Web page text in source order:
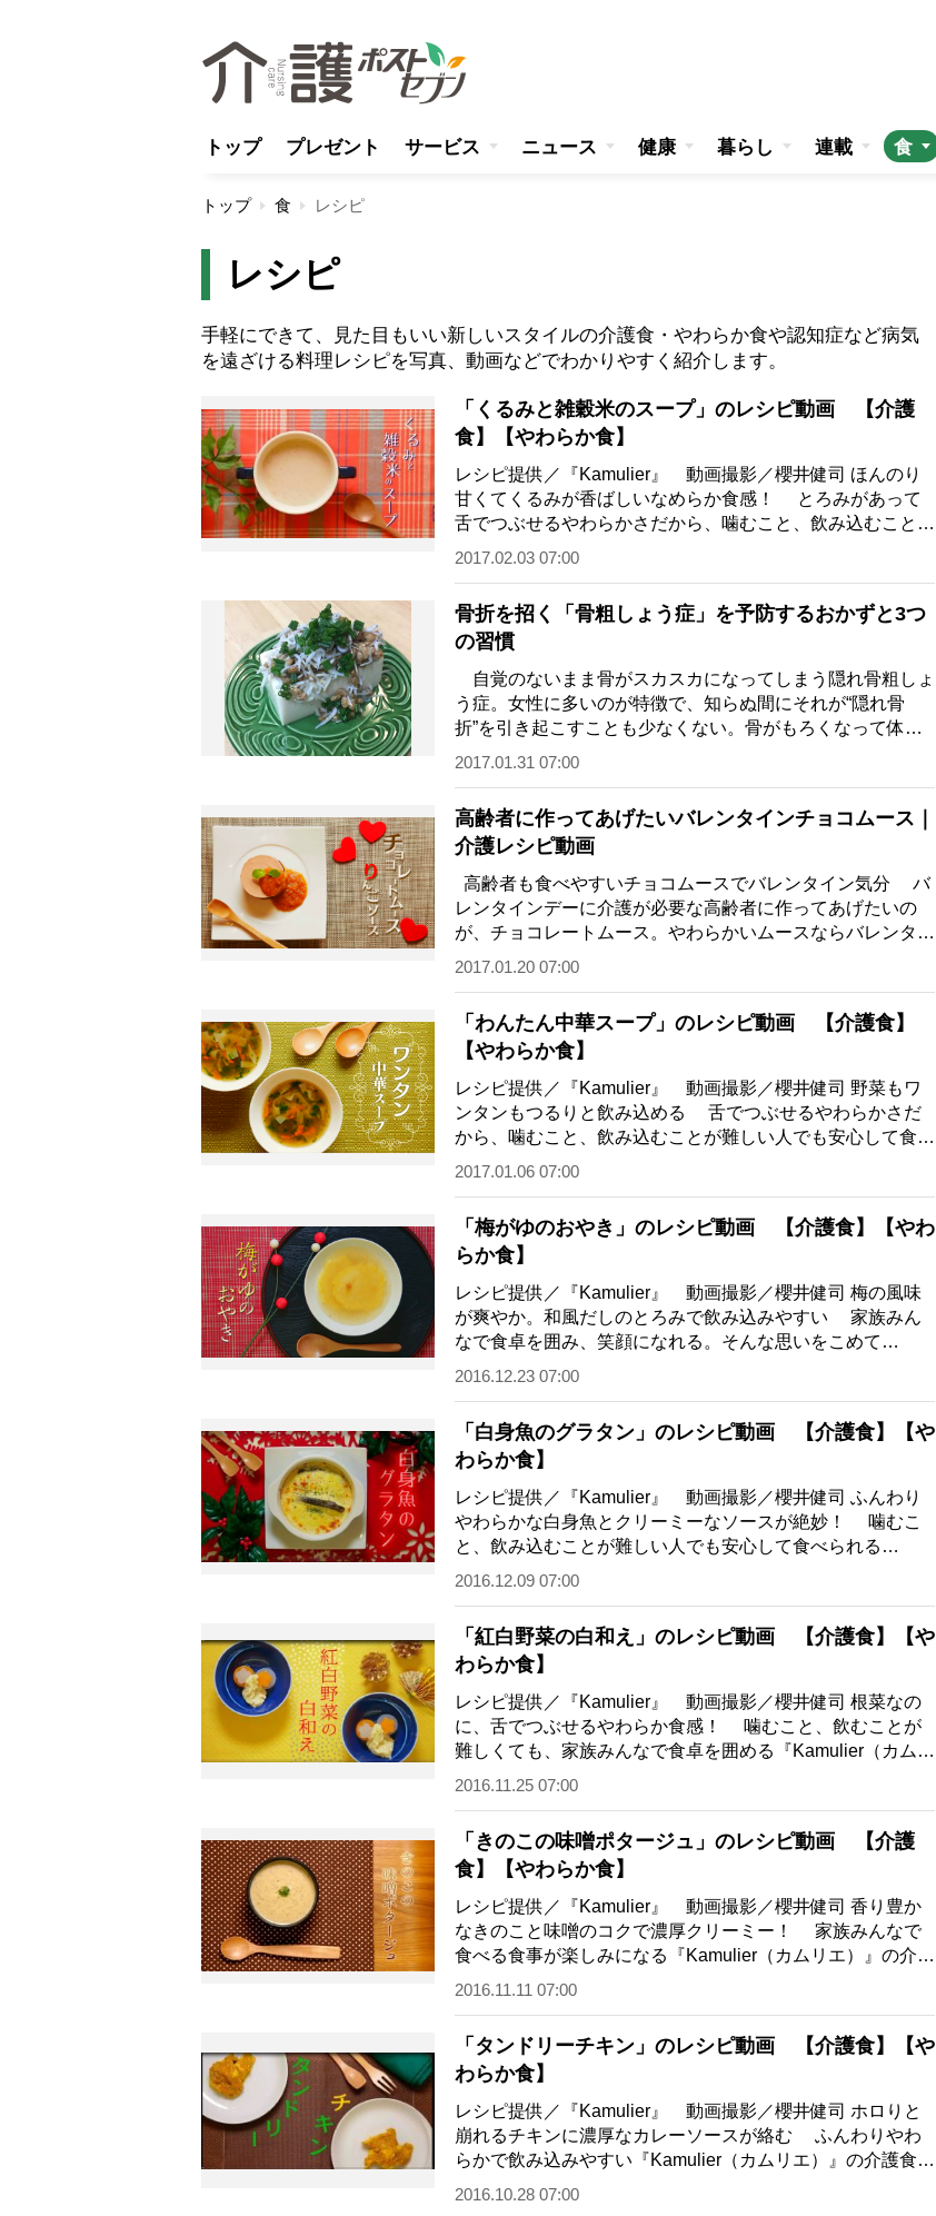
トップ プレゼント サービス ニュース 健康 暮らし 連載 食
トップ 食 レシピ
レシピ
手軽にできて、見た目もいい新しいスタイルの介護食・やわらか食や認知症など病気
を遠ざける料理レシピを写真、動画などでわかりやすく紹介します。
「くるみと雑穀米のスープ」のレシピ動画 【介護
食】【やわらか食】
レシピ提供／『Kamulier』 動画撮影／櫻井健司 ほんのり
甘くてくるみが香ばしいなめらか食感！ とろみがあって
舌でつぶせるやわらかさだから、噛むこと、飲み込むことが
不安な人にもぴったり。そんな新たな介護…
2017.02.03 07:00
骨折を招く「骨粗しょう症」を予防するおかずと3つ
の習慣
自覚のないまま骨がスカスカになってしまう隠れ骨粗しょ
う症。女性に多いのが特徴で、知らぬ間にそれが“隠れ骨
折”を引き起こすことも少なくない。骨がもろくなって体重
を支えられなくなり、ちょっとした転倒で骨…
2017.01.31 07:00
高齢者に作ってあげたいバレンタインチョコムース｜
介護レシピ動画
高齢者も食べやすいチョコムースでバレンタイン気分 バ
レンタインデーに介護が必要な高齢者に作ってあげたいの
が、チョコレートムース。やわらかいムースならバレンタイ
ンスイーツにぴったり。今回のメニューは…
2017.01.20 07:00
「わんたん中華スープ」のレシピ動画 【介護食】
【やわらか食】
レシピ提供／『Kamulier』 動画撮影／櫻井健司 野菜もワ
ンタンもつるりと飲み込める 舌でつぶせるやわらかさだ
から、噛むこと、飲み込むことが難しい人でも安心して食べ
られる『Kamulier（カムリエ）』の介護食…
2017.01.06 07:00
「梅がゆのおやき」のレシピ動画 【介護食】【やわ
らか食】
レシピ提供／『Kamulier』 動画撮影／櫻井健司 梅の風味
が爽やか。和風だしのとろみで飲み込みやすい 家族みん
なで食卓を囲み、笑顔になれる。そんな思いをこめて
『Kamulier（カムリエ）』が提案する“やわらか食…
2016.12.23 07:00
「白身魚のグラタン」のレシピ動画 【介護食】【や
わらか食】
レシピ提供／『Kamulier』 動画撮影／櫻井健司 ふんわり
やわらかな白身魚とクリーミーなソースが絶妙！ 噛むこ
と、飲み込むことが難しい人でも安心して食べられる
『Kamulier（カムリエ）』の“やわらか食”。 味…
2016.12.09 07:00
「紅白野菜の白和え」のレシピ動画 【介護食】【や
わらか食】
レシピ提供／『Kamulier』 動画撮影／櫻井健司 根菜なの
に、舌でつぶせるやわらか食感！ 噛むこと、飲むことが
難しくても、家族みんなで食卓を囲める『Kamulier（カムリ
エ）』の介護食。 味も見た目にもこだわ…
2016.11.25 07:00
「きのこの味噌ポタージュ」のレシピ動画 【介護
食】【やわらか食】
レシピ提供／『Kamulier』 動画撮影／櫻井健司 香り豊か
なきのこと味噌のコクで濃厚クリーミー！ 家族みんなで
食べる食事が楽しみになる『Kamulier（カムリエ）』の介護
食。 味や食感にこだわった“やわらか食”…
2016.11.11 07:00
「タンドリーチキン」のレシピ動画 【介護食】【や
わらか食】
レシピ提供／『Kamulier』 動画撮影／櫻井健司 ホロりと
崩れるチキンに濃厚なカレーソースが絡む ふんわりやわ
らかで飲み込みやすい『Kamulier（カムリエ）』の介護食。
噛むこと飲むことが難しい人でも、食事…
2016.10.28 07:00